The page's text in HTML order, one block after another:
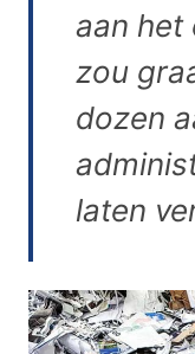
aan het
zou
dozen
laten